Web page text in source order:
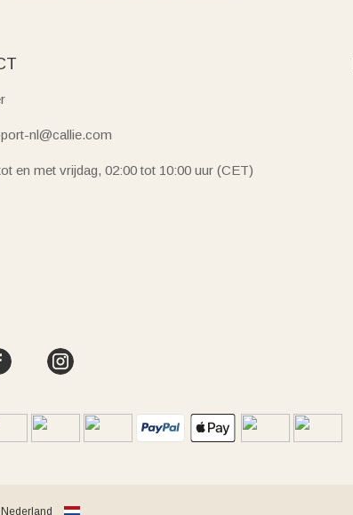
nl@callie.com
en met vrijdag, 02:00 tot 10:00 uur (CET)
Nederland